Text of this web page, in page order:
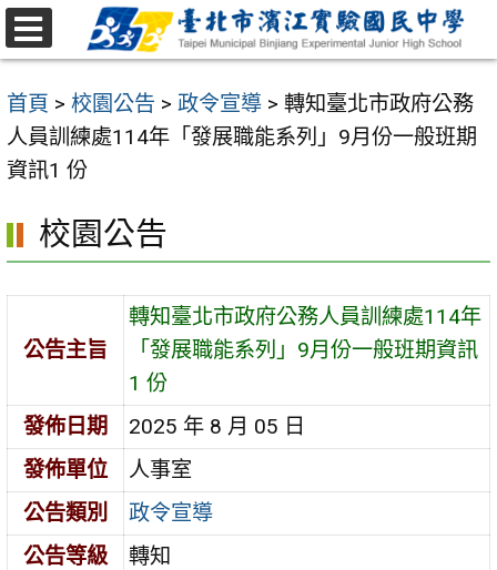
跳
至
要
內
容
首頁 > 校園公告 > 政令宣導 > 轉知臺北市政府公務
人員訓練處114年「發展職能系列」9月份一般班期
資訊1 份
校園公告
公告主旨
轉知臺北市政府公務人員訓練處114年
「發展職能系列」9月份一般班期資訊
1 份
發佈日期
2025 年 8 月 05 日
發佈單位
人事室
公告類別
政令宣導
公告等級
轉知
選
單